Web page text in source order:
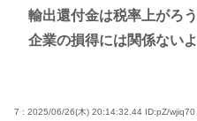
輸出還付金は税率上がろ
企業の損得には関係ないよ
7 : 2025/06/26(木) 20:14:32.44 ID:pZ/wjiq70